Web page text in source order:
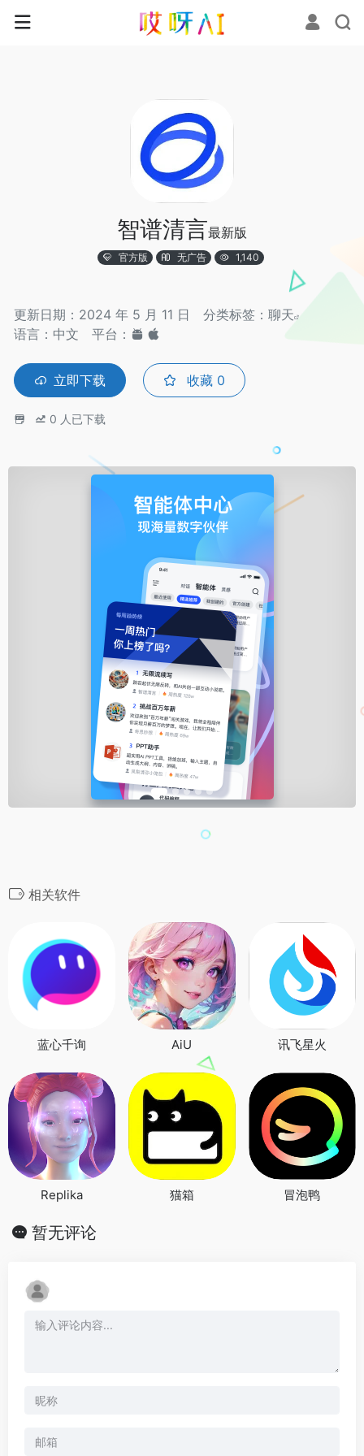
智谱清言最新版
官方版 无广告 1,140
更新日期：2024 年 5 月 11 日 分类标签： 聊天
语言：中文
平台：
立即下载 收藏 0
0 人已下载
相关软件
蓝心千询 AiU 讯飞星火
Replika 猫箱 冒泡鸭
暂无评论